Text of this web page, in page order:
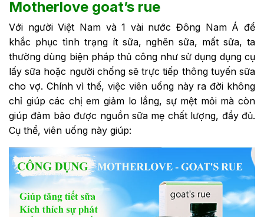
Motherlove goat’s rue
Với người Việt Nam và 1 vài nước Đông Nam Á để
khắc phục tình trạng ít sữa, nghẽn sữa, mất sữa, ta
thường dùng biện pháp thủ công như sử dụng dụng cụ
lấy sữa hoặc người chống sẽ trực tiếp thông tuyến sữa
cho vợ. Chính vì thế, việc viên uống này ra đời không
chỉ giúp các chị em giảm lo lắng, sự mệt mỏi mà còn
giúp đảm bảo được nguồn sữa mẹ chất lượng, đầy đủ.
Cụ thể, viên uống này giúp: